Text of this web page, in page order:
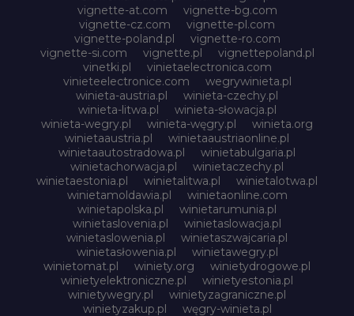
vignette-at.com
vignette-bg.com
vignette-cz.com
vignette-pl.com
vignette-poland.pl
vignette-ro.com
vignette-si.com
vignette.pl
vignettepoland.pl
vinetki.pl
vinietaelectronica.com
vinieteelectronice.com
wegrywinieta.pl
winieta-austria.pl
winieta-czechy.pl
winieta-litwa.pl
winieta-słowacja.pl
winieta-wegry.pl
winieta-węgry.pl
winieta.org
winietaaustria.pl
winietaaustriaonline.pl
winietaautostradowa.pl
winietabulgaria.pl
winietachorwacja.pl
winietaczechy.pl
winietaestonia.pl
winietalitwa.pl
winietalotwa.pl
winietamoldawia.pl
winietaonline.com
winietapolska.pl
winietarumunia.pl
winietaslovenia.pl
winietaslowacja.pl
winietaslowenia.pl
winietaszwajcaria.pl
winietasłowenia.pl
winietawegry.pl
winietomat.pl
winiety.org
winietydrogowe.pl
winietyelektroniczne.pl
winietyestonia.pl
winietywegry.pl
winietyzagraniczne.pl
winietyzakup.pl
węgry-winieta.pl